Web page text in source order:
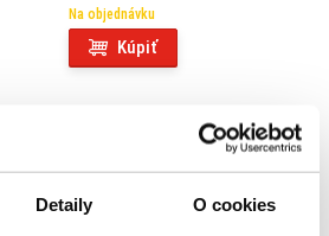
Detaily O cookies
Na objednávku
Kúpiť